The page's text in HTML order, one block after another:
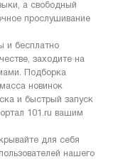
а свободный
прослушивание
и бесплатно
заходите на
Подборка
новинок
и быстрый запуск
101.ru вашим
для себя
нашего